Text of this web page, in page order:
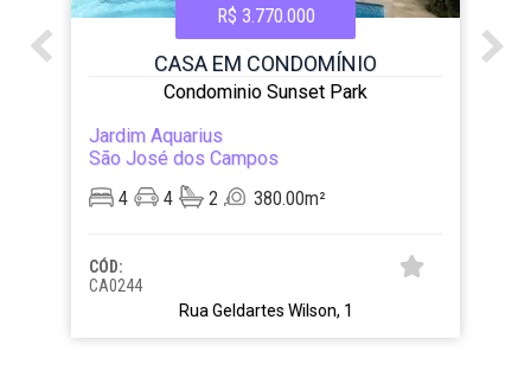
R$ 3.770.000
CASA EM CONDOMÍNIO
Condominio Sunset Park
Jardim Aquarius
São José dos Campos
4
4 2 380.00m²
CÓD:
CA0244
Rua Geldartes Wilson, 1